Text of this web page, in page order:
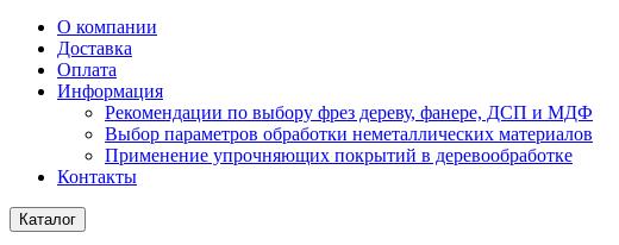
О компании
Доставка
Оплата
Информация
Рекомендации по выбору фрез дереву, фанере, ДСП и МДФ
Выбор параметров обработки неметаллических материалов
Применение упрочняющих покрытий в деревообработке
Контакты
Каталог